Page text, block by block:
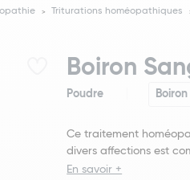
Triturations homéopathiques
Boiron
Poudre Boiron
Ce traitement
divers affections est
En savoir +